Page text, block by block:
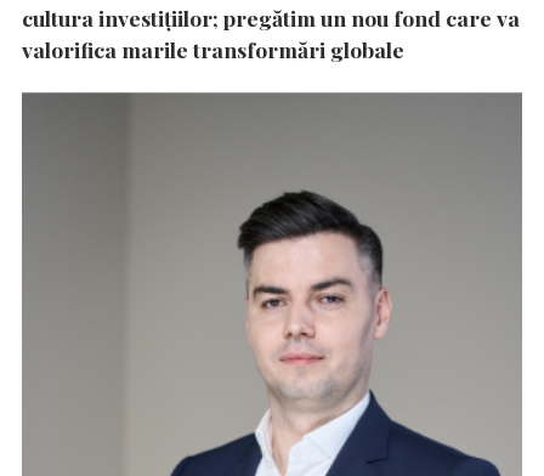
cultura investițiilor; pregătim un nou fond care va
valorifica marile transformări globale